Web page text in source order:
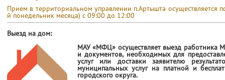
Прием в территориальном управлении п.Артышта
й понедельник месяца) с 09:00 до 12:00
Выезд на дом:
МАУ «МФЦ» осуществляет выезд работника
и документов, необходимых для
услуг или доставки заявителю
муниципальных услуг на платной и
городского округа.